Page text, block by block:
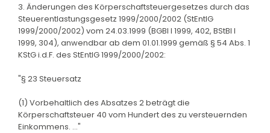
3. Änderungen des Körperschaftsteuergesetzes durch das
Steuerentlastungsgesetz 1999/2000/2002 (StEntlG
1999/2000/2002) vom 24.03.1999 (BGBl I 1999, 402, BStBl I
1999, 304), anwendbar ab dem 01.01.1999 gemäß § 54 Abs. 1
KStG i.d.F. des StEntlG 1999/2000/2002:
"§ 23 Steuersatz
(1) Vorbehaltlich des Absatzes 2 beträgt die
Körperschaftsteuer 40 vom Hundert des zu versteuernden
Einkommens. ..."